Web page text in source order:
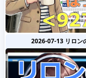
2026-07-13 リロン